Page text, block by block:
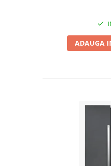
ADAUGA